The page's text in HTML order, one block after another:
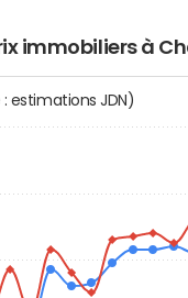
immobiliers à
: estimations JDN)